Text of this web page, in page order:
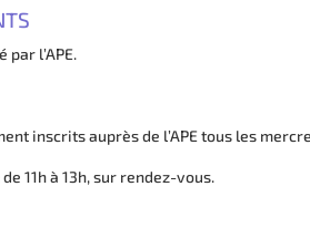
l’APE.
inscrits auprès de l’APE tous les
de 11h à 13h, sur rendez-vous.